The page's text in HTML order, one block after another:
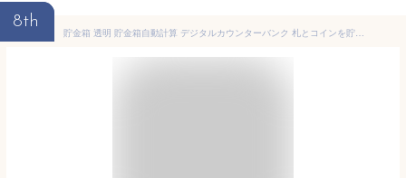
8th
貯金箱 透明 貯金箱自動計算 デジタルカウンターバンク 札とコインを貯える 大容量 貯蓄 お金 子供 金額調整 計算 お小遣い 貯まる 硬貨 (11.5*11.5*20cm)